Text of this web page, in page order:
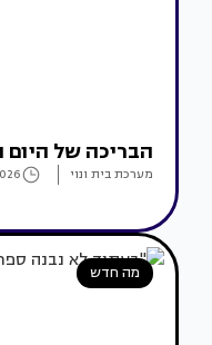
הבריכה של
מערכת בית ונוי
מה חדש